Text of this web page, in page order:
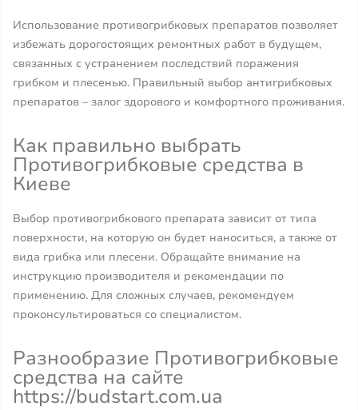
Использование противогрибковых препаратов позволяет
избежать дорогостоящих ремонтных работ в будущем,
связанных с устранением последствий поражения
грибком и плесенью. Правильный выбор антигрибковых
препаратов – залог здорового и комфортного проживания.
Как правильно выбрать
Противогрибковые средства в
Киеве
Выбор противогрибкового препарата зависит от типа
поверхности, на которую он будет наноситься, а также от
вида грибка или плесени. Обращайте внимание на
инструкцию производителя и рекомендации по
применению. Для сложных случаев, рекомендуем
проконсультироваться со специалистом.
Разнообразие Противогрибковые
средства на сайте
https://budstart.com.ua